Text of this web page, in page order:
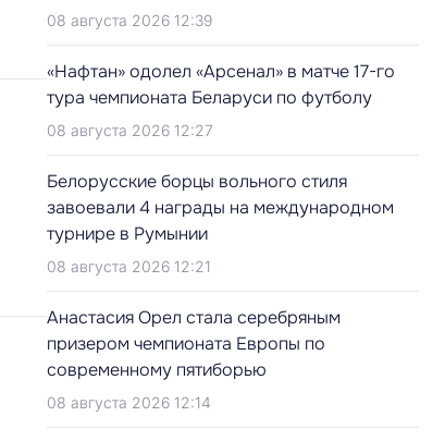
08 августа 2026 12:39
«Нафтан» одолел «Арсенал» в матче 17-го
тура чемпионата Беларуси по футболу
08 августа 2026 12:27
Белорусские борцы вольного стиля
завоевали 4 награды на международном
турнире в Румынии
08 августа 2026 12:21
Анастасия Орел стала серебряным
призером чемпионата Европы по
современному пятиборью
08 августа 2026 12:14